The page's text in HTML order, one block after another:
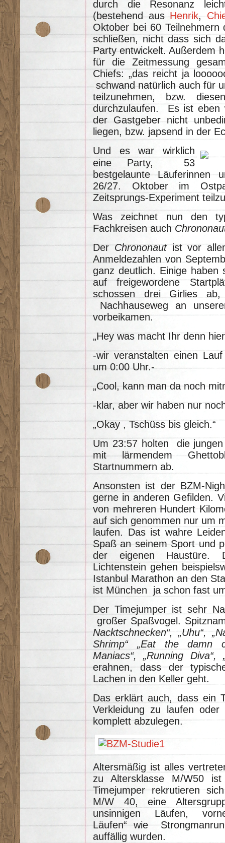
durch die Resonanz
(bestehend aus Henrik,
Oktober bei 60 Teilnehmern
schließen, nicht dass sich
Party entwickelt. Außerdem
für die Zeitmessung
Chiefs: „das reicht ja
schwand natürlich auch für
teilzunehmen, bzw.
durchzulaufen. Es ist eben
der Gastgeber nicht
liegen, bzw. japsend in der
Und es war wirklich
eine Party, 53
bestgelaunte
26/27. Oktober im
Zeitsprungs-Experiment
Was zeichnet nun den
Fachkreisen auch
Der Chrononautist vor
Anmeldezahlen von
ganz deutlich. Einige
auf freigewordene
schossen drei Girlies
Nachhauseweg an
vorbeikamen.
„Hey was macht Ihr denn
-wir veranstalten einen
um 0:00 Uhr.-
„Cool, kann man da noch
-klar, aber wir haben nur
„Okay , Tschüss bis gleich.“
Um 23:57 holten die
mit lärmendem
Startnummern ab.
Ansonsten ist der BZM-
gerne in anderen Gefilden.
von mehreren Hundert
auf sich genommen nur um
laufen. Das ist wahre
Spaß an seinem Sport und
der eigenen Haustüre.
Lichtenstein gehen
Istanbul Marathon an den
ist München ja schon fast
Der Timejumper ist sehr
großer Spaßvogel.
Nacktschnecken“, „Uhu“,
Shrimp“ „Eat the damn
Maniacs“, „Running Diva“,
erahnen, dass der
Lachen in den Keller geht.
Das erklärt auch, dass ein
Verkleidung zu laufen
komplett abzulegen.
Altersmäßig ist alles
zu Altersklasse M/W50
Timejumper rekrutieren
M/W 40, eine
unsinnigen Läufen,
Läufen“ wie
auffällig wurden.